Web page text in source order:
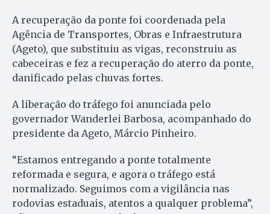
A recuperação da ponte foi coordenada pela
Agência de Transportes, Obras e Infraestrutura
(Ageto), que substituiu as vigas, reconstruiu as
cabeceiras e fez a recuperação do aterro da ponte,
danificado pelas chuvas fortes.
A liberação do tráfego foi anunciada pelo
governador Wanderlei Barbosa, acompanhado do
presidente da Ageto, Márcio Pinheiro.
“Estamos entregando a ponte totalmente
reformada e segura, e agora o tráfego está
normalizado. Seguimos com a vigilância nas
rodovias estaduais, atentos a qualquer problema”,